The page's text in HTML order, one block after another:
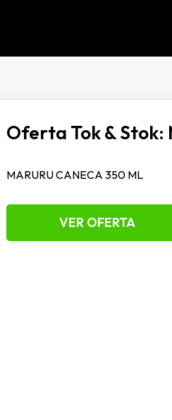
Oferta Tok & Stok:
MARURU CANECA 350 ML
VER OFERTA